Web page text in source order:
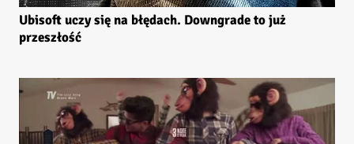
Ubisoft uczy się na błędach. Downgrade to już
przeszłość